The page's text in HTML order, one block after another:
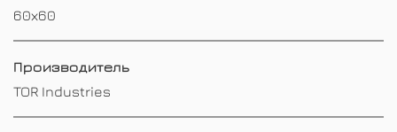
60х60
Производитель
TOR Industries